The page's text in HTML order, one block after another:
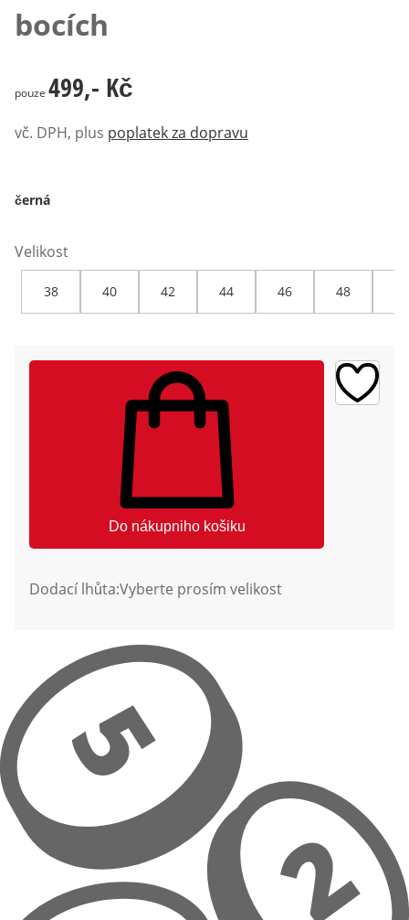
bocích
499,- Kč
pouze 499,- Kč
vč. DPH, plus poplatek za dopravu
černá
Velikost
38 40 42 44 46 48
Do nákupniho košiku
Dodací lhůta:Vyberte prosím velikost